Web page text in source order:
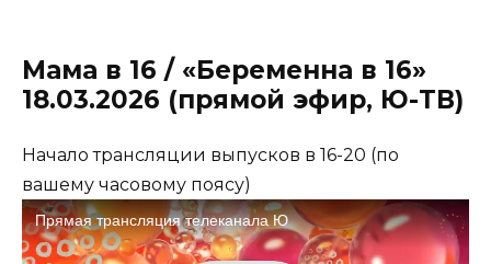
Мама в 16 / «Беременна в 16»
18.03.2026 (прямой эфир, Ю-ТВ)
Начало трансляции выпусков в 16-20 (по
вашему часовому поясу)